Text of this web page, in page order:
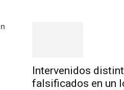
Intervenidos
falsificados en un